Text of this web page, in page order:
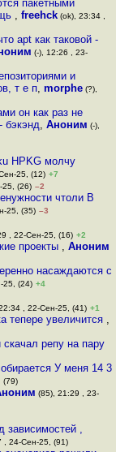
пакетными
, freehck(ok), 23:34 ,
apt как таковой -
(-), 12:26 , 23-
и
т е п, morphe(?),
он как раз не
бэкэнд, Аноним (-),
HPKG молчу
25, (12) +7
(26) –2
чтоли В
25, (35) –3
, 22-Сен-25, (16) +2
проекты ,Аноним
насаждаются с
25, (24) +4
, 22-Сен-25, (41) +1
тепере увеличится ,
репу на пару
У меня 14 3
(79)
(85), 21:29 , 23-
зависимостей ,
, 24-Сен-25, (91)